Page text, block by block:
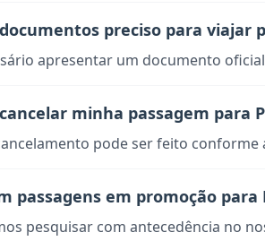
preciso para viajar
apresentar um documento
minha passagem para
pode ser feito conforme
passagens em promoção para
pesquisar com antecedência no